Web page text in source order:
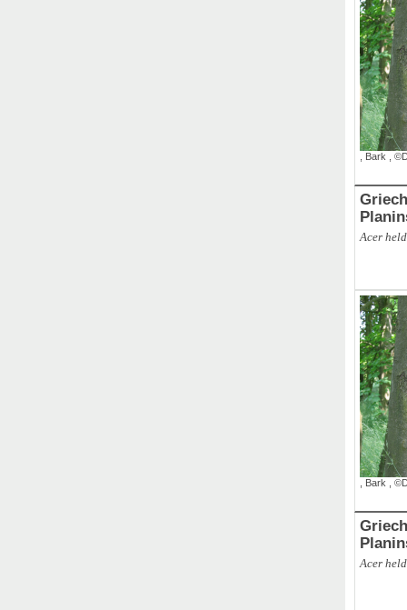
,Branch ,
Bark
Acer
Bark
Acer